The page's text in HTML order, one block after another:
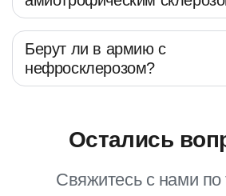
Берут ли в армию с
нефросклерозом?
Остались
Свяжитесь с нами